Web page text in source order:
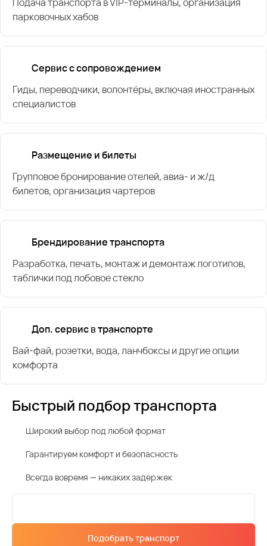
парковочных хабов
Сервис с сопровождением
Гиды, переводчики, волонтёры, включая иностранных
специалистов
Размещение и билеты
Групповое бронирование отелей, авиа- и ж/д
билетов, организация чартеров
Брендирование транспорта
Разработка, печать, монтаж и демонтаж логотипов,
таблички под лобовое стекло
Доп. сервис в транспорте
Вай-фай, розетки, вода, ланчбоксы и другие опции
комфорта
Быстрый подбор транспорта
Широкий выбор под любой формат
Гарантируем комфорт и безопасность
Всегда вовремя — никаких задержек
Подобрать транспорт